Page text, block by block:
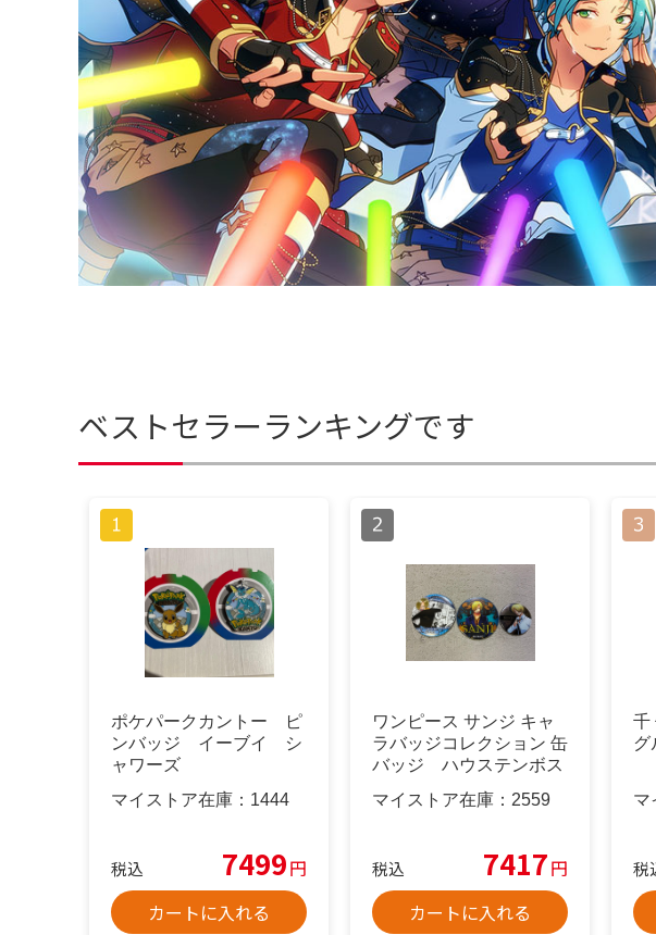
ベストセラーランキングです
ポケパークカントー ピ
ンバッジ イーブイ シ
ャワーズ
マイストア在庫： 1444
税込 7499円
カートに入れる
ワンピース サンジ キャ
ラバッジコレクション 缶
バッジ ハウステンボス
マイストア在庫： 2559
税込 7417円
カートに入れる
千
グ
マ
税